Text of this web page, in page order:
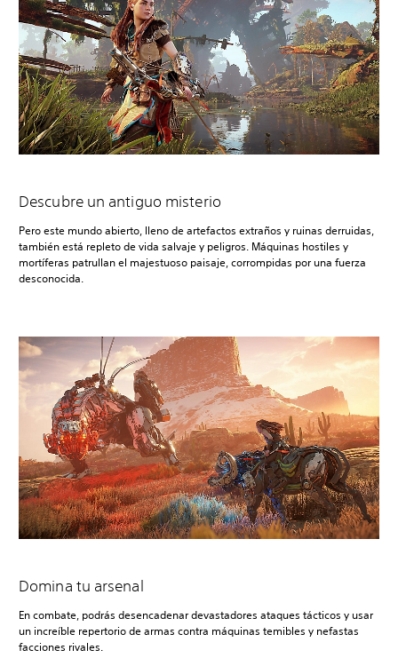
Descubre un antiguo misterio
Pero este mundo abierto, lleno de artefactos extraños y ruinas derruidas,
también está repleto de vida salvaje y peligros. Máquinas hostiles y
mortíferas patrullan el majestuoso paisaje, corrompidas por una fuerza
desconocida.
Domina tu arsenal
En combate, podrás desencadenar devastadores ataques tácticos y usar
un increíble repertorio de armas contra máquinas temibles y nefastas
facciones rivales.